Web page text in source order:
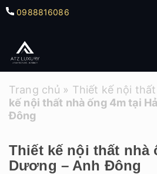
0988816086
Trang chủ » Thiết kế nội
kế nội thất nhà ống 4m tại
Đông
Thiết kế nội thất nhà
Dương – Anh Đông